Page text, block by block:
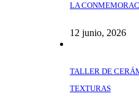
LA
12 junio, 2026
TALLER DE
TEXTURAS